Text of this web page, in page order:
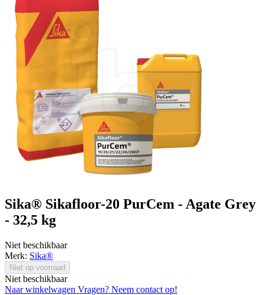
Sika® Sikafloor-20 PurCem - Agate Grey
- 32,5 kg
Niet beschikbaar
Merk: Sika®
Niet op voorraad
Niet beschikbaar
Naar winkelwagen Vragen? Neem contact op!